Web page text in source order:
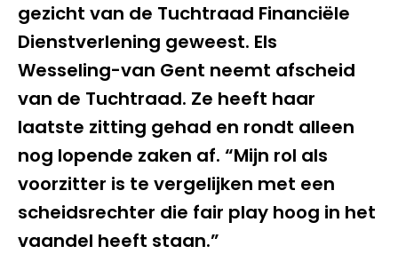
Inloggen
gezicht van de Tuchtraad Financiële
Dienstverlening geweest. Els
Wesseling-van Gent neemt afscheid
van de Tuchtraad. Ze heeft haar
laatste zitting gehad en rondt alleen
nog lopende zaken af. “Mijn rol als
voorzitter is te vergelijken met een
scheidsrechter die fair play hoog in het
vaandel heeft staan.”